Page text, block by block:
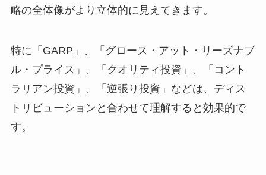
略の全体像がより立体的に見えてきます。
特に「GARP」、「グロース・アット・リーズナブ
ル・プライス」、「クオリティ投資」、「コント
ラリアン投資」、「逆張り投資」などは、ディス
トリビューションと合わせて理解すると効果的で
す。